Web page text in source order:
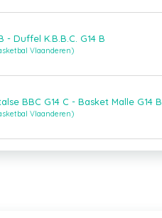
- Duffel K.B.B.C. G14 B
Vlaanderen)
BBC G14 C - Basket Malle G14 B
Vlaanderen)